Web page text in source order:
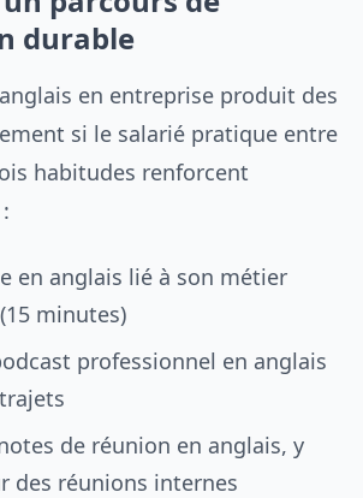
durable
en entreprise produit des
si le salarié pratique entre
habitudes renforcent
en anglais lié à son métier
minutes)
professionnel en anglais
de réunion en anglais, y
des réunions internes